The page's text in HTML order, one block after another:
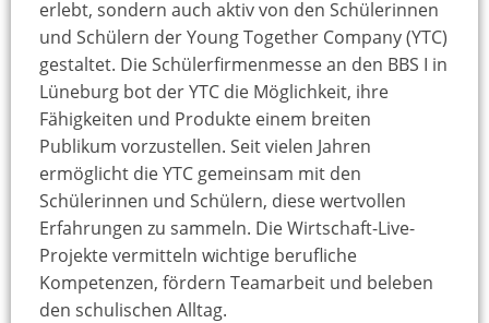
erlebt, sondern auch aktiv von den Schülerinnen
und Schülern der Young Together Company (YTC)
gestaltet. Die Schülerfirmenmesse an den BBS I in
Lüneburg bot der YTC die Möglichkeit, ihre
Fähigkeiten und Produkte einem breiten
Publikum vorzustellen. Seit vielen Jahren
ermöglicht die YTC gemeinsam mit den
Schülerinnen und Schülern, diese wertvollen
Erfahrungen zu sammeln. Die Wirtschaft-Live-
Projekte vermitteln wichtige berufliche
Kompetenzen, fördern Teamarbeit und beleben
den schulischen Alltag.